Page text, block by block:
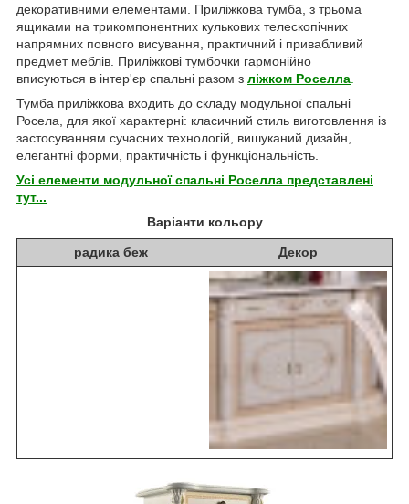
декоративними елементами. Приліжкова тумба, з трьома
ящиками на трикомпонентних кулькових телескопічних
напрямних повного висування, практичний і привабливий
предмет меблів. Приліжкові тумбочки гармонійно
вписуються в інтер'єр спальні разом з ліжком Роселла
Тумба приліжкова входить до складу модульної спальні
Росела, для якої характерні: класичний стиль виготовлення із
застосуванням сучасних технологій, вишуканий дизайн,
елегантні форми, практичність і функціональність.
Усі елементи модульної спальні Роселла представлені
тут...
Варіанти кольору
радика беж Декор